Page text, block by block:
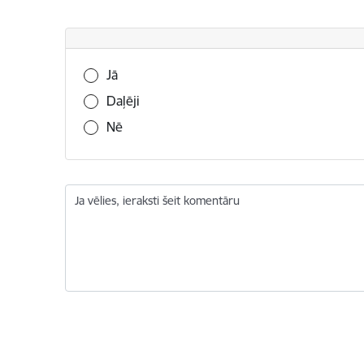
Vai šī informācija bija noderīga?
Jā
Daļēji
Nē
Ja vēlies, ieraksti šeit komentāru